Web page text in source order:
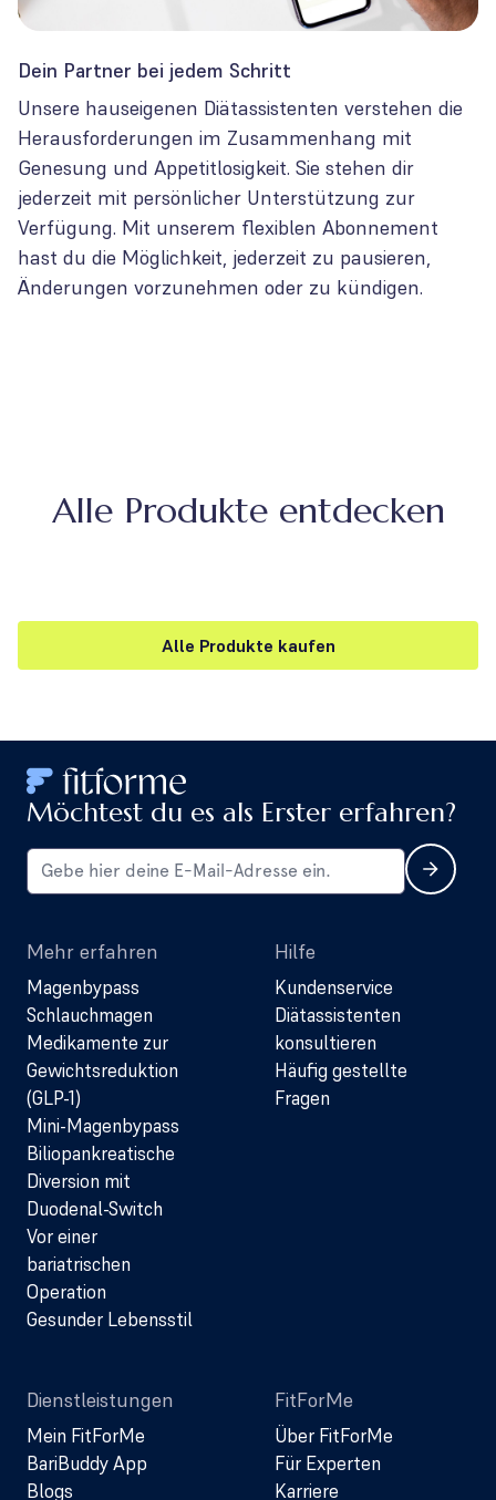
Dein Partner bei jedem Schritt
Unsere hauseigenen Diätassistenten verstehen die
Herausforderungen im Zusammenhang mit
Genesung und Appetitlosigkeit. Sie stehen dir
jederzeit mit persönlicher Unterstützung zur
Verfügung. Mit unserem flexiblen Abonnement
hast du die Möglichkeit, jederzeit zu pausieren,
Änderungen vorzunehmen oder zu kündigen.
Alle Produkte entdecken
Alle Produkte kaufen
Möchtest du es als Erster erfahren?
Mehr erfahren
Magenbypass
Schlauchmagen
Medikamente zur
Gewichtsreduktion
(GLP-1)
Mini-Magenbypass
Biliopankreatische
Diversion mit
Duodenal-Switch
Vor einer
bariatrischen
Operation
Gesunder Lebensstil
Hilfe
Kundenservice
Diätassistenten
konsultieren
Häufig gestellte
Fragen
Dienstleistungen
Mein FitForMe
BariBuddy App
Blogs
FitForMe
Über FitForMe
Für Experten
Karriere